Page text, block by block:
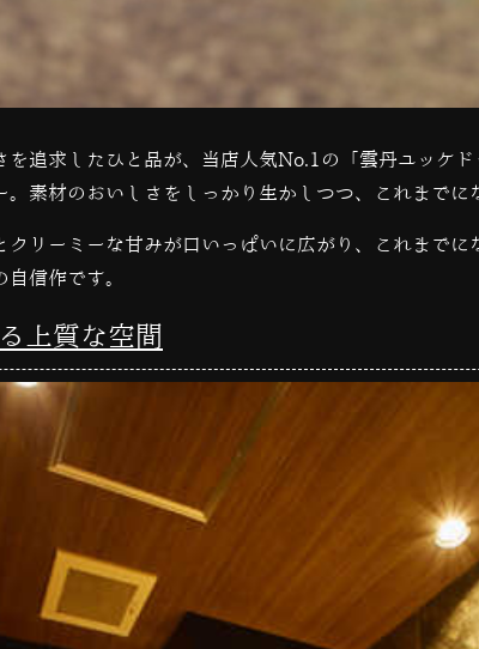
追求したひと品が、当店人気No.1 の「雲丹ユッケ
素材のおいしさをしっかり生かしつつ、これまでに
クリーミーな甘みが口いっぱいに広がり、これまで
信作です。
上質な空間